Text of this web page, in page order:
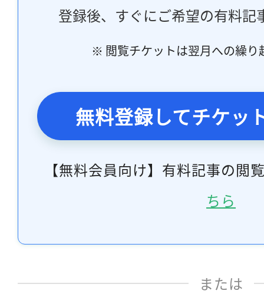
登録後、すぐにご希望の有料記
※ 閲覧チケットは翌月への繰り
無料登録してチケッ
【無料会員向け】有料記事の閲
ちら
または